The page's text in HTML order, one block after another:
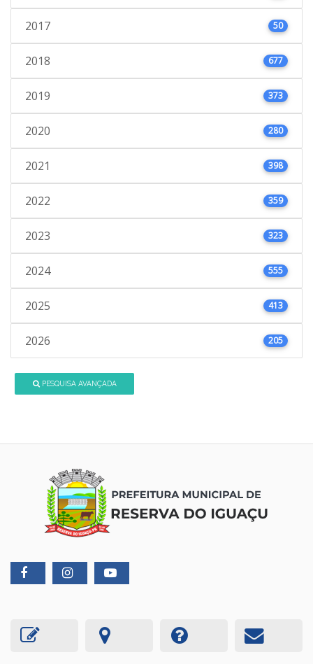
2017 50
2018 677
2019 373
2020 280
2021 398
2022 359
2023 323
2024 555
2025 413
2026 205
PESQUISA AVANÇADA